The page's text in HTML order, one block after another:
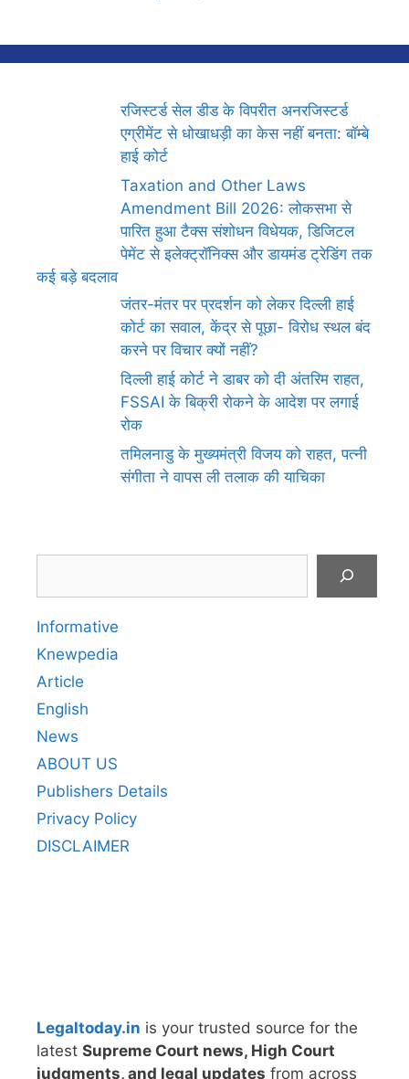
रजिस्टर्ड सेल डीड के विपरीत अनरजिस्टर्ड
एग्रीमेंट से धोखाधड़ी का केस नहीं बनता: बॉम्बे
हाई कोर्ट
Taxation and Other Laws
Amendment Bill 2026: लोकसभा से
पारित हुआ टैक्स संशोधन विधेयक, डिजिटल
पेमेंट से इलेक्ट्रॉनिक्स और डायमंड ट्रेडिंग तक
कई बड़े बदलाव
जंतर-मंतर पर प्रदर्शन को लेकर दिल्ली हाई
कोर्ट का सवाल, केंद्र से पूछा- विरोध स्थल बंद
करने पर विचार क्यों नहीं?
दिल्ली हाई कोर्ट ने डाबर को दी अंतरिम राहत,
FSSAI के बिक्री रोकने के आदेश पर लगाई
रोक
तमिलनाडु के मुख्यमंत्री विजय को राहत, पत्नी
संगीता ने वापस ली तलाक की याचिका
Informative
Knewpedia
Article
English
News
ABOUT US
Publishers Details
Privacy Policy
DISCLAIMER
Legaltoday.in is your trusted source for the
latest Supreme Court news, High Court
judgments, and legal updates from across